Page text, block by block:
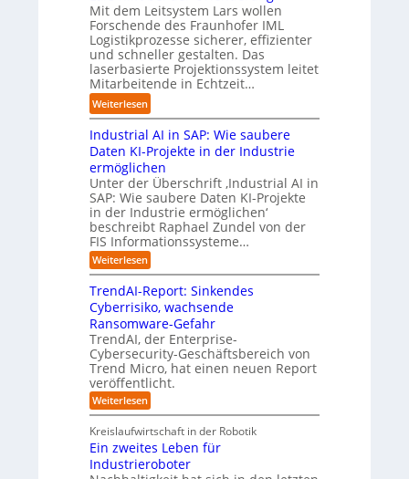
n
g
s
l
ö
s
u
n
g
n
t
r
i
e
a
u
t
m
t
s
e
r
u
n
g
i
a
l
B
u
s
i
n
e
s
s
c
o
s
y
s
e
m
v
o
n
F
o
r
w
a
y
i
o
n
.
O
r
g
w
ä
c
h
s
w
e
i
t
e
e
z
e
i
g
M
i
s
s
t
r
a
u
e
n
g
e
g
n
ü
b
e
r
n
h
t
Mit dem Leitsystem Lars wollen
Forschende des Fraunhofer IML
Logistikprozesse sicherer, effizienter
und schneller gestalten. Das
laserbasierte Projektionssystem leitet
Mitarbeitende in Echtzeit…
Weiterlesen:
L
a
r
s
h
i
l
f
t
b
e
i
d
e
r
O
r
i
e
n
t
i
e
r
Industrial AI in SAP: Wie saubere
Daten KI-Projekte in der Industrie
ermöglichen
Unter der Überschrift ‚Industrial AI in
SAP: Wie saubere Daten KI-Projekte
in der Industrie ermöglichen‘
beschreibt Raphael Zundel von der
FIS Informationssysteme…
Weiterlesen:
I
n
d
u
s
t
r
i
a
l
A
I
n
S
A
P
TrendAI-Report: Sinkendes
Cyberrisiko, wachsende
Ransomware-Gefahr
TrendAI, der Enterprise-
Cybersecurity-Geschäftsbereich von
Trend Micro, hat einen neuen Report
veröffentlicht.
Weiterlesen:
T
e
n
d
A
Kreislaufwirtschaft in der Robotik
Ein zweites Leben für
Industrieroboter